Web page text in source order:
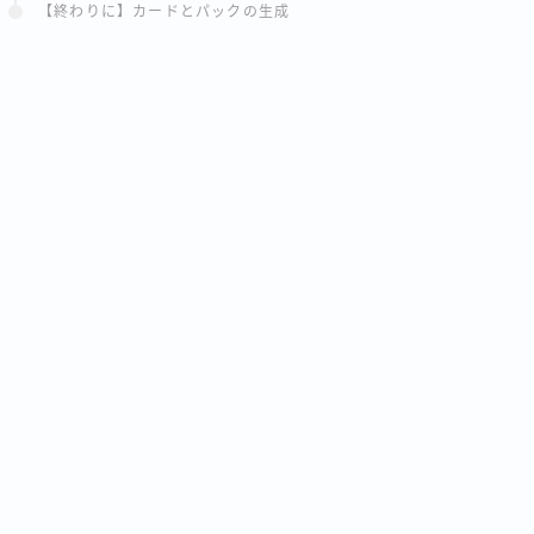
【終わりに】カードとパックの生成